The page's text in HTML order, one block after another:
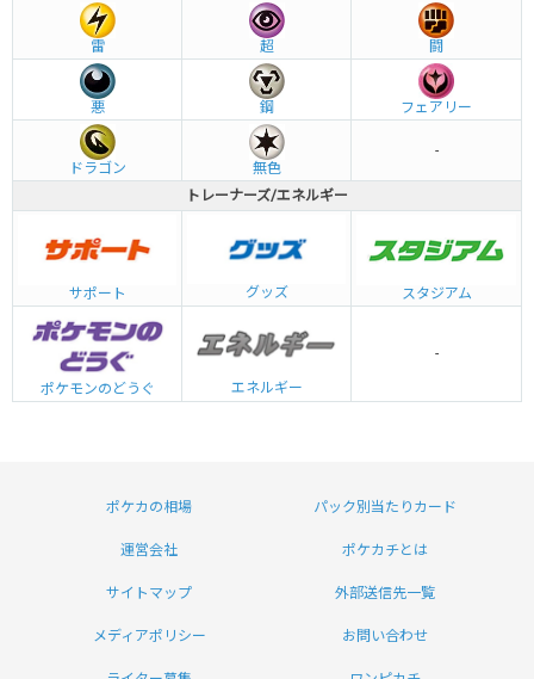
雷 超 闘
悪 鋼 フェアリー
ドラゴン 無色
-
トレーナーズ/エネルギー
サポート グッズ スタジアム
ポケモンのどうぐ エネルギー
-
ポケカの相場 パック別当たりカード
運営会社 ポケカチとは
サイトマップ 外部送信先一覧
メディアポリシー お問い合わせ